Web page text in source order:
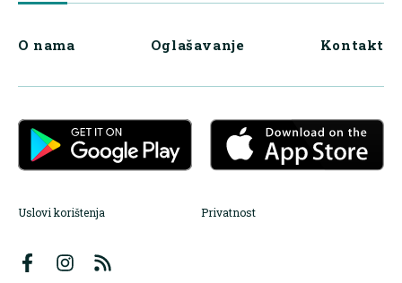
O nama Oglašavanje Kontakt
Uslovi korištenja Privatnost